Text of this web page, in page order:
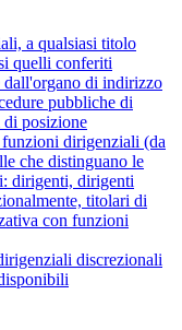
a qualsiasi titolo
quelli conferiti
dall'organo di indirizzo
pubbliche di
di posizione
dirigenziali (da
che distinguano le
dirigenti, dirigenti
titolari di
con funzioni
discrezionali